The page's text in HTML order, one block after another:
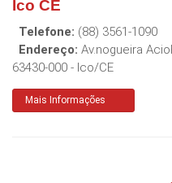
Ico CE
Telefone: (88) 3561-1090
Endereço: Av.nogueira
63430-000 - Ico/CE
Mais Informações